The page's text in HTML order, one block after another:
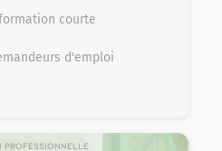
courte
d'emploi
professionnelle